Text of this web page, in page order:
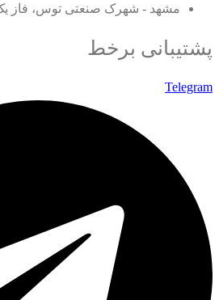
مشهد - شهرک صنعتی توس، فاز
پشتیبانی برخط
Telegram